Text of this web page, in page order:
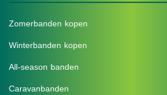
Zomerbanden kopen
Winterbanden kopen
All-season banden
Caravanbanden